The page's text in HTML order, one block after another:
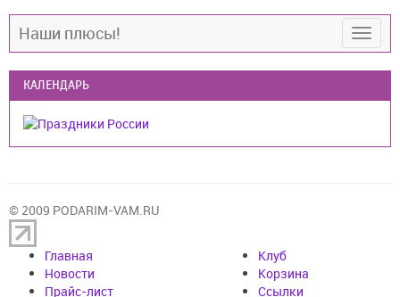
Наши плюсы!
КАЛЕНДАРЬ
© 2009 PODARIM-VAM.RU
Главная
Новости
Прайс-лист
Клуб
Корзина
Cсылки